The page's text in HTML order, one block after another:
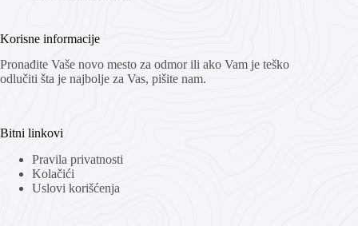
Korisne informacije
Pronađite Vaše novo mesto za odmor ili ako Vam je teško
odlučiti šta je najbolje za Vas, pišite nam.
Bitni linkovi
Pravila privatnosti
Kolačići
Uslovi korišćenja